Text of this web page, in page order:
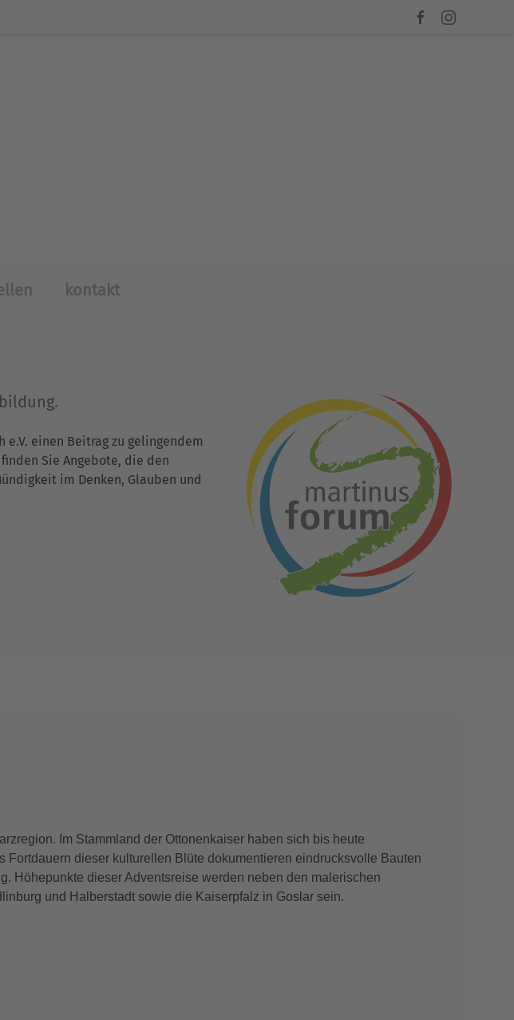
kontakt
einen Beitrag zu gelingendem
Sie Angebote, die den
im Denken, Glauben und
Im Stammland der Ottonenkaiser haben sich bis heute
dieser kulturellen Blüte dokumentieren eindrucksvolle Bauten
Höhepunkte dieser Adventsreise werden neben den malerischen
und Halberstadt sowie die Kaiserpfalz in Goslar sein.